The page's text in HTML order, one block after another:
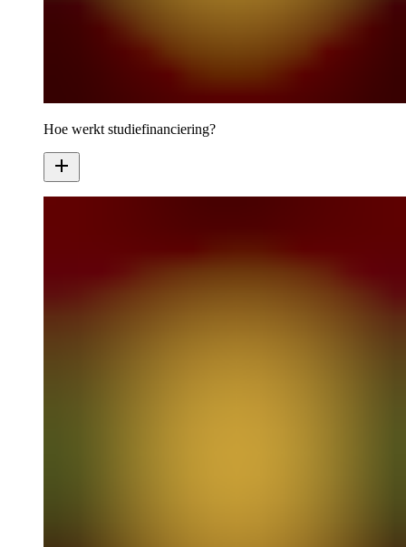
Hoe werkt studiefinanciering?